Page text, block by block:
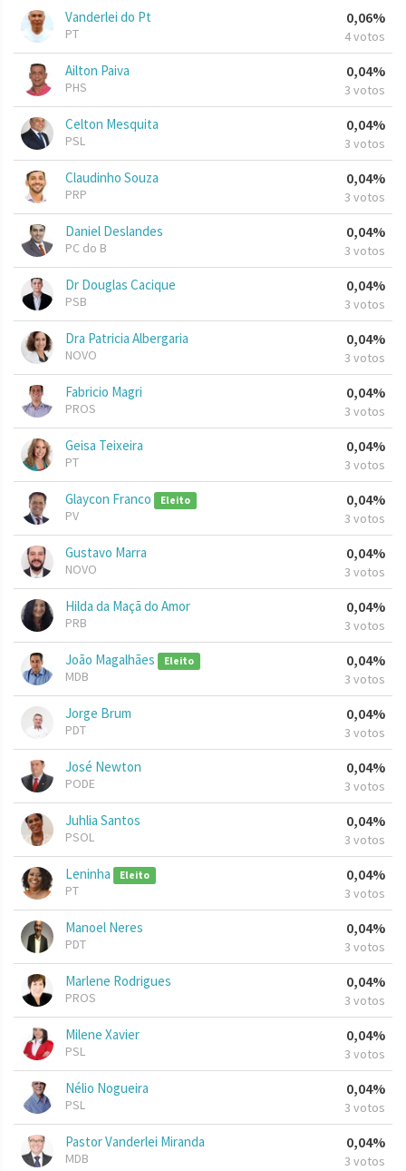
Vanderlei do Pt
PT
0,06%
4 votos
Ailton Paiva
PHS
0,04%
3 votos
Celton Mesquita
PSL
0,04%
3 votos
Claudinho Souza
PRP
0,04%
3 votos
Daniel Deslandes
PC do B
0,04%
3 votos
Dr Douglas Cacique
PSB
0,04%
3 votos
Dra Patricia Albergaria
NOVO
0,04%
3 votos
Fabricio Magri
PROS
0,04%
3 votos
Geisa Teixeira
PT
0,04%
3 votos
Glaycon Franco Eleito
PV
0,04%
3 votos
Gustavo Marra
NOVO
0,04%
3 votos
Hilda da Maçã do Amor
PRB
0,04%
3 votos
João Magalhães Eleito
MDB
0,04%
3 votos
Jorge Brum
PDT
0,04%
3 votos
José Newton
PODE
0,04%
3 votos
Juhlia Santos
PSOL
0,04%
3 votos
Leninha Eleito
PT
0,04%
3 votos
Manoel Neres
PDT
0,04%
3 votos
Marlene Rodrigues
PROS
0,04%
3 votos
Milene Xavier
PSL
0,04%
3 votos
Nélio Nogueira
PSL
0,04%
3 votos
Pastor Vanderlei Miranda
MDB
0,04%
3 votos